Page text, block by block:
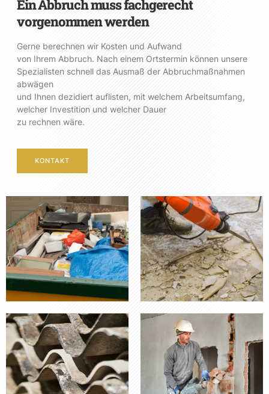
Ein Abbruch muss fachgerecht
vorgenommen werden
Gerne berechnen wir Kosten und Aufwand
von Ihrem Abbruch. Nach einem Ortstermin können unsere
Spezialisten schnell das Ausmaß der Abbruchmaßnahmen
abwägen
und Ihnen dezidiert auflisten, mit welchem Arbeitsumfang,
welcher Investition und welcher Dauer
zu rechnen wäre.
KONTAKT